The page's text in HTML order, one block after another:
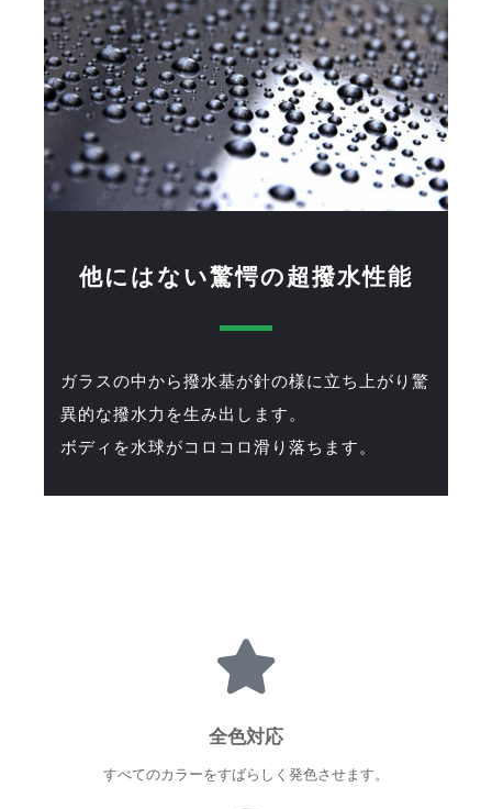
他にはない驚愕の超撥水性能
ガラスの中から撥水基が針の様に立ち上がり驚
異的な撥水力を生み出します。
ボディを水球がコロコロ滑り落ちます。
全色対応
すべてのカラーをすばらしく発色させます。